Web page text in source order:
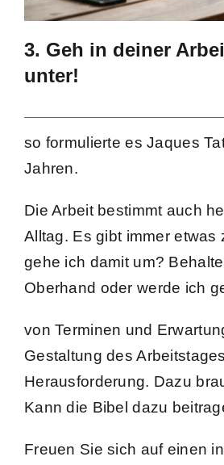
3. Geh in deiner
unter!
so formulierte es Jaques
Jahren.
Die Arbeit bestimmt auch
Alltag. Es gibt immer etwas
gehe ich damit um?
Oberhand oder werde ich
von Terminen und
Gestaltung des
Herausforderung. Dazu
Kann die Bibel dazu
Freuen Sie sich auf einen